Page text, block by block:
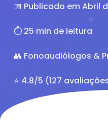
📅 Publicado em Abril
⏱️ 25 min de leitura
👥 Fonoaudiólogos &
⭐ 4.8/5 (127